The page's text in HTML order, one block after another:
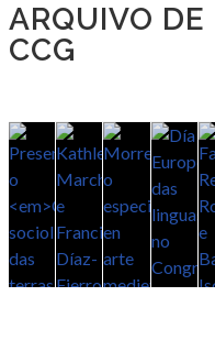
ARQUIVO
CCG